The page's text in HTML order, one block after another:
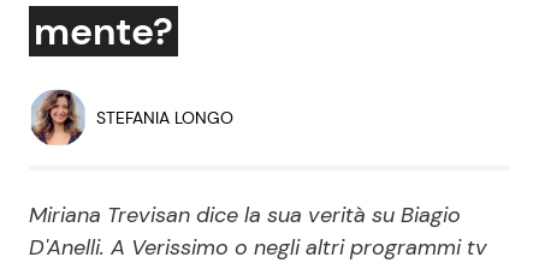
Dal Mondo
Economia
Persone Scomparse
Politica Reality e Talent
mente?
STEFANIA LONGO
Miriana Trevisan dice la sua verità su Biagio
D'Anelli. A Verissimo o negli altri programmi tv